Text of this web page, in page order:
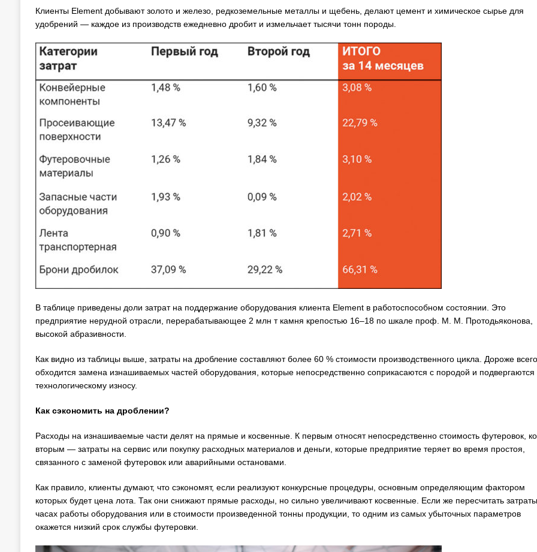
Клиенты Element добывают золото и железо, редкоземельные металлы и щебень, делают цемент и химическое сырье для
удобрений — каждое из производств ежедневно дробит и измельчает тысячи тонн породы.
В таблице приведены доли затрат на поддержание оборудования клиента Element в работоспособном состоянии. Это
предприятие нерудной отрасли, перерабатывающее 2 млн т камня крепостью 16–18 по шкале проф. М. М. Протодьяконова,
высокой абразивности.
Как видно из таблицы выше, затраты на дробление составляют более 60 % стоимости производственного цикла. Дороже всего
обходится замена изнашиваемых частей оборудования, которые непосредственно соприкасаются с породой и подвергаются
технологическому износу.
Как сэкономить на дроблении?
Расходы на изнашиваемые части делят на прямые и косвенные. К первым относят непосредственно стоимость футеровок, ко
вторым — затраты на сервис или покупку расходных материалов и деньги, которые предприятие теряет во время простоя,
связанного с заменой футеровок или аварийными остановами.
Как правило, клиенты думают, что сэкономят, если реализуют конкурсные процедуры, основным определяющим фактором
которых будет цена лота. Так они снижают прямые расходы, но сильно увеличивают косвенные. Если же пересчитать
часах работы оборудования или в стоимости произведенной тонны продукции, то одним из самых убыточных параметров
окажется низкий срок службы футеровки.